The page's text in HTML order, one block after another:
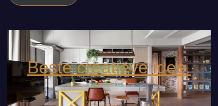
Beste creatieve idee.